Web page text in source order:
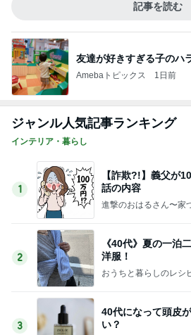
記事を読む
友達が好きすぎる子のハ
Amebaトピックス 1日前
ジャンル人気記事ランキング
インテリア・暮らし
1
【詐欺?!】義父が
話の内容
進撃のおはるさん〜家
2
《40代》夏の一泊
洋服！
おうちと暮らしのレ
3
40代になって頭皮
い？